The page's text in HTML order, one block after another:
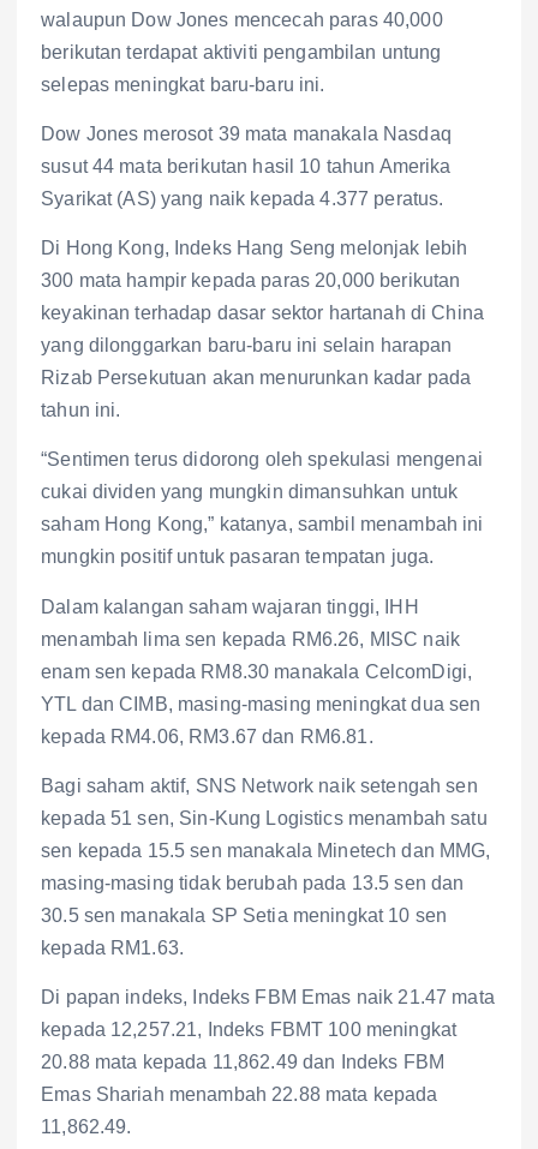
walaupun Dow Jones mencecah paras 40,000
berikutan terdapat aktiviti pengambilan untung
selepas meningkat baru-baru ini.
Dow Jones merosot 39 mata manakala Nasdaq
susut 44 mata berikutan hasil 10 tahun Amerika
Syarikat (AS) yang naik kepada 4.377 peratus.
Di Hong Kong, Indeks Hang Seng melonjak lebih
300 mata hampir kepada paras 20,000 berikutan
keyakinan terhadap dasar sektor hartanah di China
yang dilonggarkan baru-baru ini selain harapan
Rizab Persekutuan akan menurunkan kadar pada
tahun ini.
“Sentimen terus didorong oleh spekulasi mengenai
cukai dividen yang mungkin dimansuhkan untuk
saham Hong Kong,” katanya, sambil menambah ini
mungkin positif untuk pasaran tempatan juga.
Dalam kalangan saham wajaran tinggi, IHH
menambah lima sen kepada RM6.26, MISC naik
enam sen kepada RM8.30 manakala CelcomDigi,
YTL dan CIMB, masing-masing meningkat dua sen
kepada RM4.06, RM3.67 dan RM6.81.
Bagi saham aktif, SNS Network naik setengah sen
kepada 51 sen, Sin-Kung Logistics menambah satu
sen kepada 15.5 sen manakala Minetech dan MMG,
masing-masing tidak berubah pada 13.5 sen dan
30.5 sen manakala SP Setia meningkat 10 sen
kepada RM1.63.
Di papan indeks, Indeks FBM Emas naik 21.47 mata
kepada 12,257.21, Indeks FBMT 100 meningkat
20.88 mata kepada 11,862.49 dan Indeks FBM
Emas Shariah menambah 22.88 mata kepada
11,862.49.